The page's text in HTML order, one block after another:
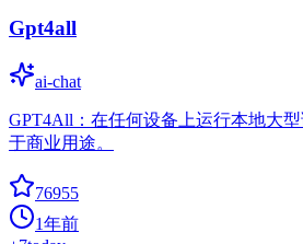
Gpt4all
ai-chat
GPT4All：在任何设备上运行本地大
于商业用途。
76955
1年前